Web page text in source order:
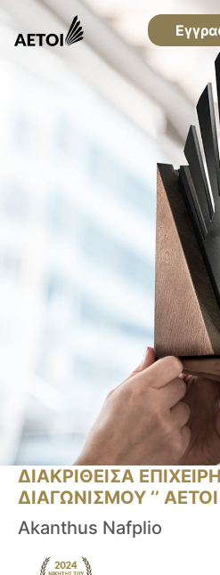
ΔΙΑΚΡΙΘΕΙΣΑ
ΔΙΑΓΩΝΙΣΜΟΥ ‘’ ΑΕΤΟΙ
Akanthus Nafplio